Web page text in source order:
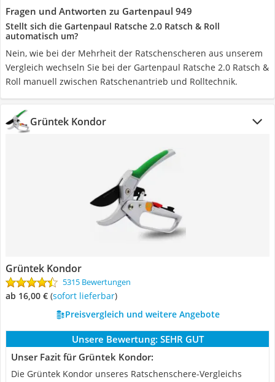
Fragen und Antworten zu Gartenpaul 949
Stellt sich die Gartenpaul Ratsche 2.0 Ratsch & Roll
automatisch um?
Nein, wie bei der Mehrheit der Ratschenscheren aus unserem
Vergleich wechseln Sie bei der Gartenpaul Ratsche 2.0 Ratsch &
Roll manuell zwischen Ratschenantrieb und Rolltechnik.
Grüntek Kondor
Grüntek Kondor
5315 Bewertungen
ab 16,00 € ( Sofort lieferbar)
Preisvergleich und weitere Angebote
Unsere Bewertung: SEHR GUT
Unser Fazit für Grüntek Kondor:
Die Grüntek Kondor unseres Ratschenschere-Vergleichs